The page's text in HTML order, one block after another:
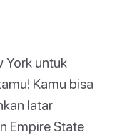
York untuk
Kamu bisa
latar
Empire State